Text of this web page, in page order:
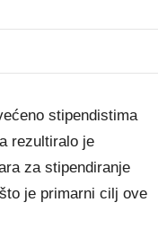
stipendistima
rezultiralo je
za stipendiranje
je primarni cilj ove